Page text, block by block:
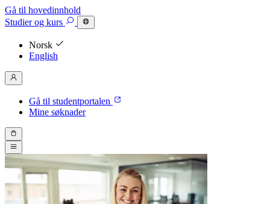
Gå til hovedinnhold
Studierog kurs
Norsk
English
Gå til studentportalen
Mine søknader